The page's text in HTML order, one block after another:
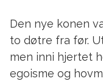
Den nye konen
to døtre fra før.
men inni hjertet
egoisme og